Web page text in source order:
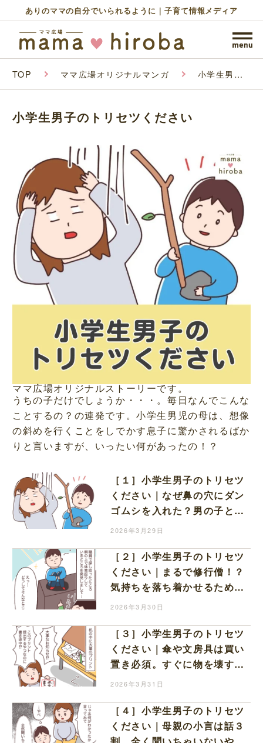
ありのママの自分でいられるように｜子育て情報メディア
TOP ママ広場オリジナルマンガ 小学生男子
ください
小学生男子のトリセツください
ママ広場オリジナルストーリーです。
うちの子だけでしょうか・・・。毎日なんでこんな
ことするの？の連発です。小学生男児の母は、想像
の斜めを行くことをしでかす息子に驚かされるばか
りと言いますが、いったい何があったの！？
［１］小学生男子のトリセツ
ください｜なぜ鼻の穴にダン
ゴムシを入れた？男の子とい
う謎の生命体に白目の母
2026年3月29日
［２］小学生男子のトリセツ
ください｜まるで修行僧！？
気持ちを落ち着かせるために
学校の塀の上に登って体操座
2026年3月30日
［３］小学生男子のトリセツ
ください｜傘や文房具は買い
置き必須。すぐに物を壊すく
せにプリントは長期間溜め込
2026年3月31日
［４］小学生男子のトリセツ
ください｜母親の小言は話３